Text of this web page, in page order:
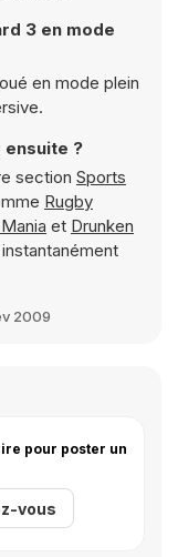
3 en mode
en mode plein
ensuite ?
section Sports
Rugby
et Drunken
2009
pour poster un
vous